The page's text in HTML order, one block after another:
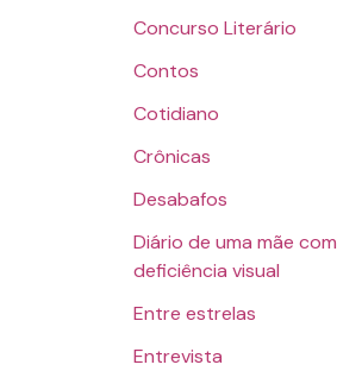
Concurso Literário
Contos
Cotidiano
Crônicas
Desabafos
Diário de uma mãe com
deficiência visual
Entre estrelas
Entrevista